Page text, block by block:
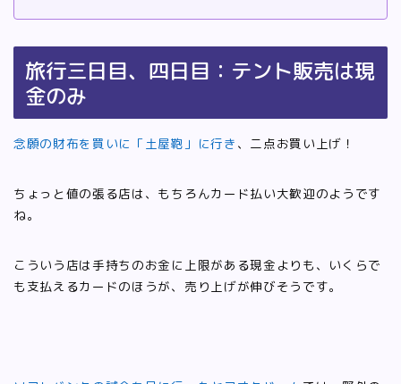
旅行三日目、四日目：テント販売は現
金のみ
念願の財布を買いに「土屋鞄」に行き 、二点お買い上げ！
ちょっと値の張る店は、もちろんカード払い大歓迎のようです
ね。
こういう店は手持ちのお金に上限がある現金よりも、いくらで
も支払えるカードのほうが、売り上げが伸びそうです。